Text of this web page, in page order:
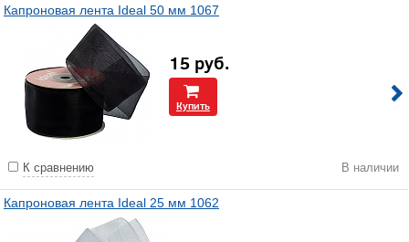
Капроновая лента Ideal 50 мм 1067
15 руб.
Купить
К сравнению В наличии
Капроновая лента Ideal 25 мм 1062